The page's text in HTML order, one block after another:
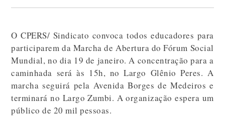
O CPERS/ Sindicato convoca todos educadores para
participarem da Marcha de Abertura do Fórum Social
Mundial, no dia 19 de janeiro. A concentração para a
caminhada será às 15h, no Largo Glênio Peres. A
marcha seguirá pela Avenida Borges de Medeiros e
terminará no Largo Zumbi. A organização espera um
público de 20 mil pessoas.